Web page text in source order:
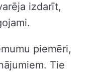
izdarīt,
piemēri,
Tie